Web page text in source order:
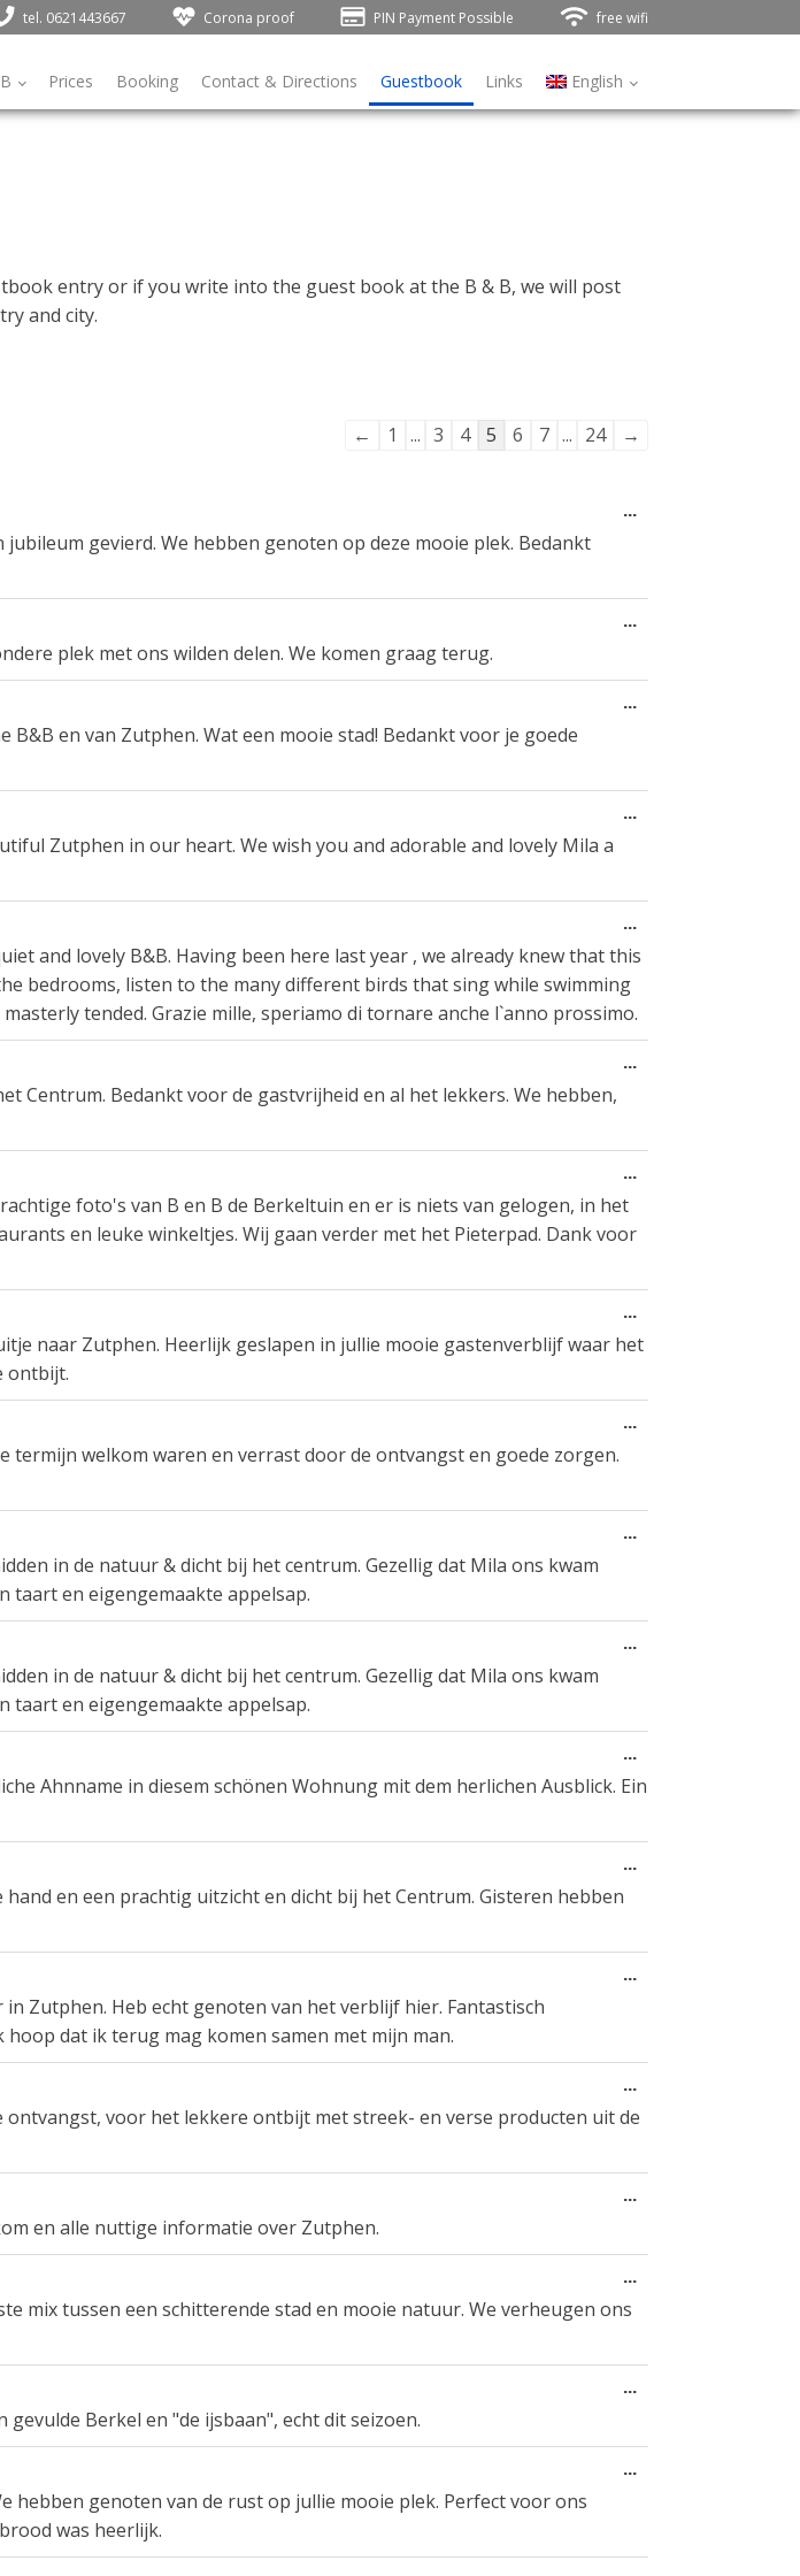
tel. 0621443667 Corona proof PIN Payment Possible free wifi
Prices Booking Contact & Directions Guestbook Links English
entry or if you write into the guest book at the B & B, we will post
and city.
Guestbook
← 1 ... 3 4 5 6 7 ... 24
→
gevierd. We hebben genoten op deze mooie plek. Bedankt
...
plek met ons wilden delen. We komen graag terug.
...
en van Zutphen. Wat een mooie stad! Bedankt voor je goede
...
Zutphen in our heart. We wish you and adorable and lovely Mila a
...
and lovely B&B. Having been here last year , we already knew that this
bedrooms, listen to the many different birds that sing while swimming
tended. Grazie mille, speriamo di tornare anche l`anno prossimo.
...
metabox.
Centrum. Bedankt voor de gastvrijheid en al het lekkers. We hebben,
...
foto's van B en B de Berkeltuin en er is niets van gelogen, in het
en leuke winkeltjes. Wij gaan verder met het Pieterpad. Dank voor
...
naar Zutphen. Heerlijk geslapen in jullie mooie gastenverblijf waar het
ontbijt.
...
metabox.
termijn welkom waren en verrast door de ontvangst en goede zorgen.
...
in de natuur & dicht bij het centrum. Gezellig dat Mila ons kwam
taart en eigengemaakte appelsap.
...
in de natuur & dicht bij het centrum. Gezellig dat Mila ons kwam
taart en eigengemaakte appelsap.
...
Ahnname in diesem schönen Wohnung mit dem herlichen Ausblick. Ein
...
metabox.
en een prachtig uitzicht en dicht bij het Centrum. Gisteren hebben
...
Zutphen. Heb echt genoten van het verblijf hier. Fantastisch
dat ik terug mag komen samen met mijn man.
...
voor het lekkere ontbijt met streek- en verse producten uit de
...
metabox.
en alle nuttige informatie over Zutphen.
...
mix tussen een schitterende stad en mooie natuur. We verheugen ons
...
Berkel en "de ijsbaan", echt dit seizoen.
...
hebben genoten van de rust op jullie mooie plek. Perfect voor ons
was heerlijk.
...